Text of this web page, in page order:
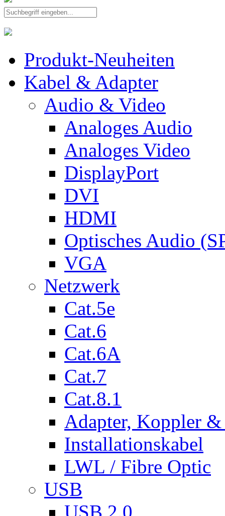
Produkt-Neuheiten
Kabel & Adapter
Audio & Video
Analoges Audio
Analoges Video
DisplayPort
DVI
HDMI
Optisches Audio
VGA
Netzwerk
Cat.5e
Cat.6
Cat.6A
Cat.7
Cat.8.1
Adapter, Koppler &
Installationskabel
LWL / Fibre Optic
USB